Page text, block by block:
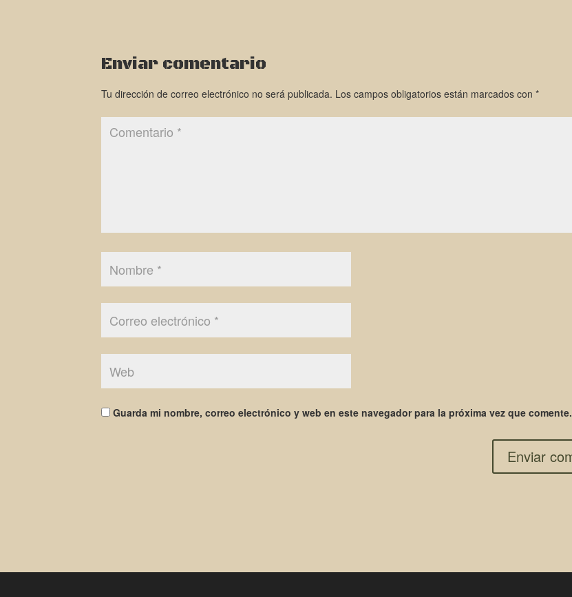
Enviar comentario
Tu dirección de correo electrónico no será publicada. Los campos obligatorios están marcados con *
Guarda mi nombre, correo electrónico y web en este navegador para la próxima vez que comente.